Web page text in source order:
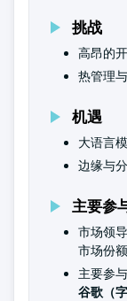
挑战
高昂的
热管理
机遇
大语言
边缘与
主要参
市场领
市场份额
主要参
谷歌（